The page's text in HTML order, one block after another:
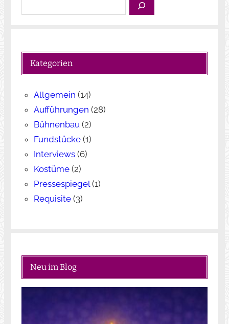
u
n
Kategorien
Allgemein (14)
Aufführungen (28)
Bühnenbau(2)
Fundstücke(1)
Interviews(6)
Kostüme(2)
Pressespiegel(1)
Requisite(3)
Neu im Blog